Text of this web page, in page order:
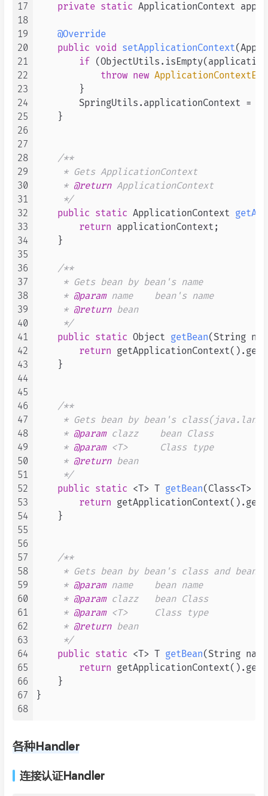
17
18
19
20
21
22
23
24
25
26
27
28
29
30
31
32
33
34
35
36
37
38
39
40
41
42
43
44
45
46
47
48
49
50
51
52
53
54
55
56
57
58
59
60
61
62
63
64
65
66
67
68
private static ApplicationContext
@Override
public void setApplicationContext
if
throw new
        }
SpringUtils.applicationContext =
    }
/**
     * Gets ApplicationContext
     *
@return ApplicationContext
     */
public static ApplicationContext
return applicationContext;
    }
/**
     * Gets bean by bean's name
     *
@param name    bean's name
     *
@return bean
     */
public static Object getBean(String
return
    }
/**
* Gets bean by bean's
     *
@param clazz    bean Class
     *
@param <T>      Class type
     *
@return bean
     */
public static <T> T getBean(Class<T>
return
    }
/**
* Gets bean by bean's class and
     *
@param name    bean name
     *
@param clazz   bean Class
     *
@param <T>     Class type
     *
@return bean
     */
public static <T> T getBean(String
return
    }
}
各种Handler
连接认证Handler